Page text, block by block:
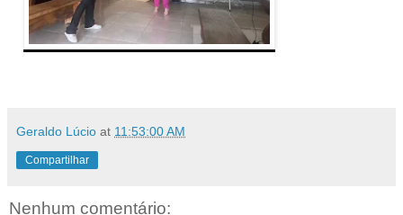
Geraldo Lúcio at 11:53:00 AM
Compartilhar
Nenhum comentário: